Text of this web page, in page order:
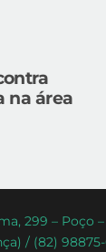
na área
299 – Poço
/ (82)